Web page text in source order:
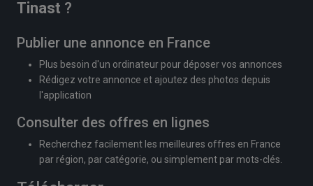
Tinast ?
Publier une annonce en France
Plus besoin d'un ordinateur pour déposer vos annonces
Rédigez votre annonce et ajoutez des photos depuis
l'application
Consulter des offres en lignes
Recherchez facilement les meilleures offres en France
par région, par catégorie, ou simplement par mots-clés.